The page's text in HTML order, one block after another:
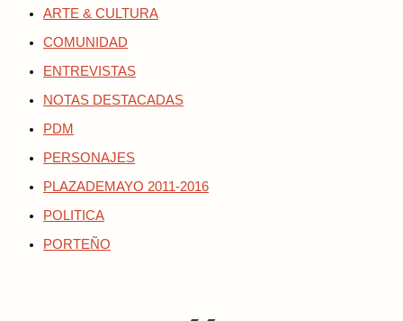
ARTE & CULTURA
COMUNIDAD
ENTREVISTAS
NOTAS DESTACADAS
PDM
PERSONAJES
PLAZADEMAYO 2011-2016
POLITICA
PORTEÑO